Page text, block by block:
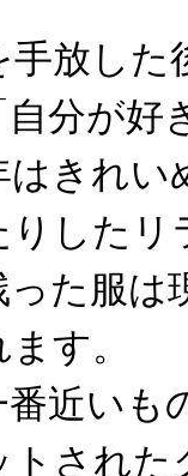
放した
分が好
きれい
した
た服は
す。
近いも
トされ